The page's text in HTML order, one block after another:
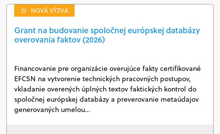
NOVÁ VÝZVA
Grant na budovanie spoločnej európskej databázy
overovania faktov (2026)
Financovanie pre organizácie overujúce fakty certifikované
EFCSN na vytvorenie technických pracovných postupov,
vkladanie overených úplných textov faktických kontrol do
spoločnej európskej databázy a preverovanie metaúdajov
generovaných umelou…